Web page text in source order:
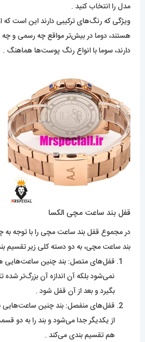
مدل را انتخاب کنید .
ویژگی که رنگ‌های‌ ترکیبی دارند این است که
هستند، دوما در بیش‌تر مواقع چه رسمی و چه
دارند، سوما با انواع رنگ پوست‌ها هماهنگ .
قفل بند ساعت مچی الکسا
در مجموع قفل بند ساعت مچی را با توجه به
بند ساعت مچی، به دو دسته کلی زیر تقسیم
قفل‌های متصل: بند چنین ساعت‌هایی
نمی‌شود بلکه آن اندازه آن بزرگ‌تر شده
بگیرد و بعد از آن قفل شود .
قفل‌های منفصل: بند چنین ساعت‌هایی
از یکدیگر جدا می‌شود و بند را به دو
هم تقسیم بندی می‌کند .